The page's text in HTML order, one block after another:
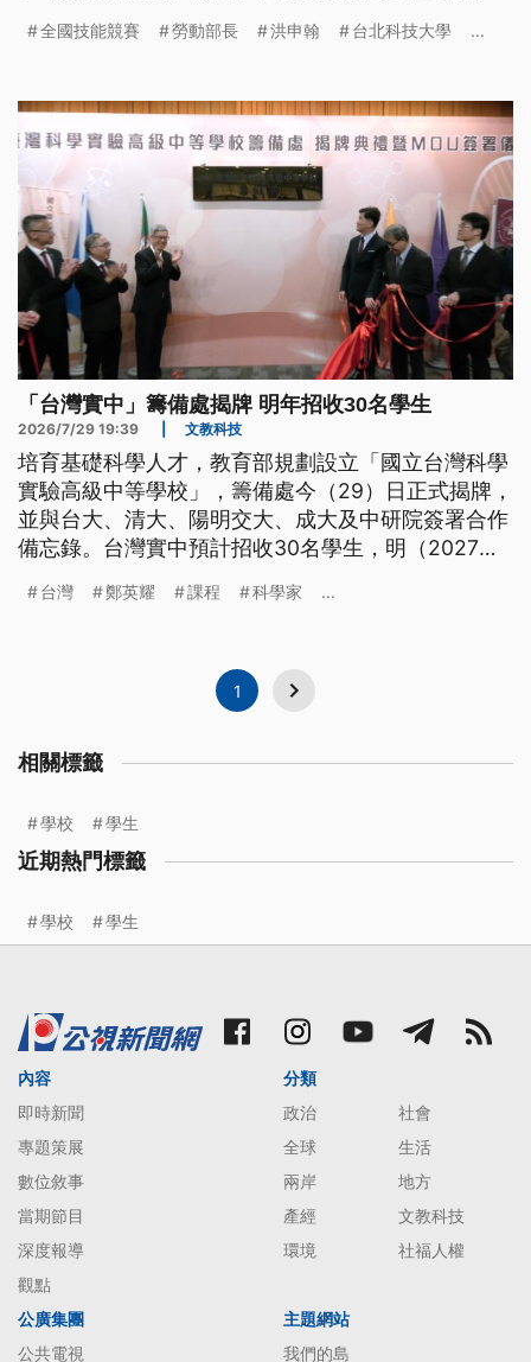
接得更完整。
全國技能競賽 勞動部長 洪申翰 台北科技大學 ...
「台灣實中」籌備處揭牌 明年招收30名學生
2026/7/29 19:39 文教科技
培育基礎科學人才，教育部規劃設立「國立台灣科學
實驗高級中等學校」，籌備處今（29）日正式揭牌，
並與台大、清大、陽明交大、成大及中研院簽署合作
備忘錄。台灣實中預計招收30名學生，明（2027）
具科研潛力的國中生明年8月入學，未來再銜接台灣
台灣 鄭英耀 課程 科學家 ...
1
相關標籤
學校 學生
近期熱門標籤
學校 學生
內容
即時新聞
專題策展
數位敘事
當期節目
深度報導
觀點
分類
政治
社會
全球
生活
兩岸
地方
產經
文教科技
環境
社福人權
公廣集團
公共電視
主題網站
我們的島